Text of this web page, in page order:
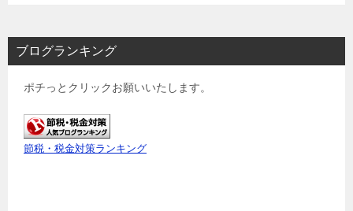
ブログランキング
ポチっとクリックお願いいたします。
節税・税金対策ランキング